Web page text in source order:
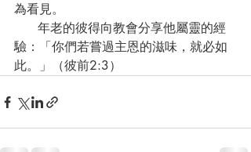
為看見。
驗：「你們若嘗過主恩的滋味，就必如
此。」（彼前2:3）